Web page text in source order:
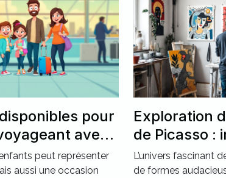
pour
avec
peut représenter
aussi une occasion
Exploration
de Picasso :
moderne ?
L’univers fascinant
de formes